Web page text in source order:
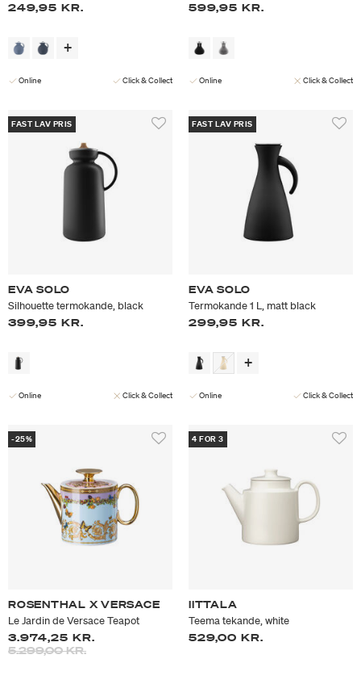
249,95 KR.
Online Click & Collect
599,95 KR.
Online Click & Collect
FAST LAV PRIS
EVA SOLO
Silhouette termokande, black
399,95 KR.
Online Click & Collect
FAST LAV PRIS
EVA SOLO
Termokande 1 L, matt black
299,95 KR.
Online Click & Collect
-25%
ROSENTHAL X VERSACE
Le Jardin de Versace Teapot
3.974,25 KR.
Prisen er nedsat fra
5.299,00 KR.til
4 FOR 3
IITTALA
Teema tekande, white
529,00 KR.